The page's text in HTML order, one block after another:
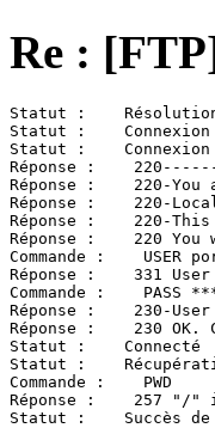
Re :
Statut :
Statut :
Statut :
Réponse :
Réponse :    220-You
Réponse :    220-
Réponse :    220-
Réponse :    220
Commande :    USER
Réponse :    331 User
Commande :    PASS
Réponse :    230-
Réponse :    230
Statut :    Connecté
Statut :
Commande :    PWD
Réponse :    257 "/"
Statut :    Succès de